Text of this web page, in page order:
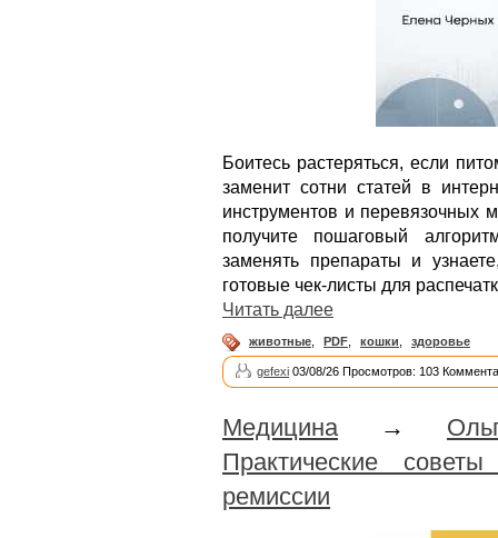
Боитесь растеряться, если
заменит сотни статей в
инструментов и
получите пошаговый
заменять препараты и
готовые чек-листы для
Читать далее
животные PDF кошки здоровье
gefexi 03/08/26 Просмотров: 103
Медицина→
Практические
ремиссии